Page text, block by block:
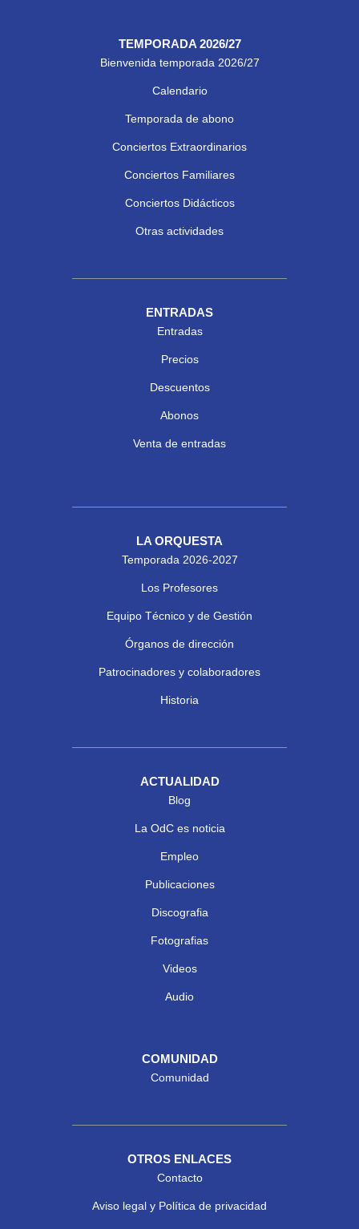
TEMPORADA 2026/27
Bienvenida temporada 2026/27
Calendario
Temporada de abono
Conciertos Extraordinarios
Conciertos Familiares
Conciertos Didácticos
Otras actividades
ENTRADAS
Entradas
Precios
Descuentos
Abonos
Venta de entradas
LA ORQUESTA
Temporada 2026-2027
Los Profesores
Equipo Técnico y de Gestión
Órganos de dirección
Patrocinadores y colaboradores
Historia
ACTUALIDAD
Blog
La OdC es noticia
Empleo
Publicaciones
Discografia
Fotografias
Videos
Audio
COMUNIDAD
Comunidad
OTROS ENLACES
Contacto
Aviso legal y Política de privacidad